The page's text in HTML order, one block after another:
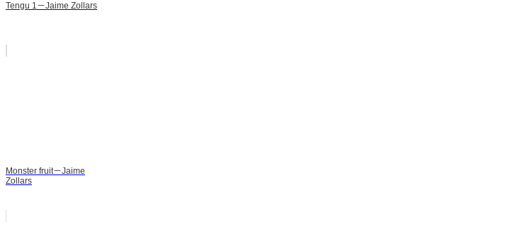
Tengu 1－Jaime Zollars
Monster fruit－Jaime
Zollars